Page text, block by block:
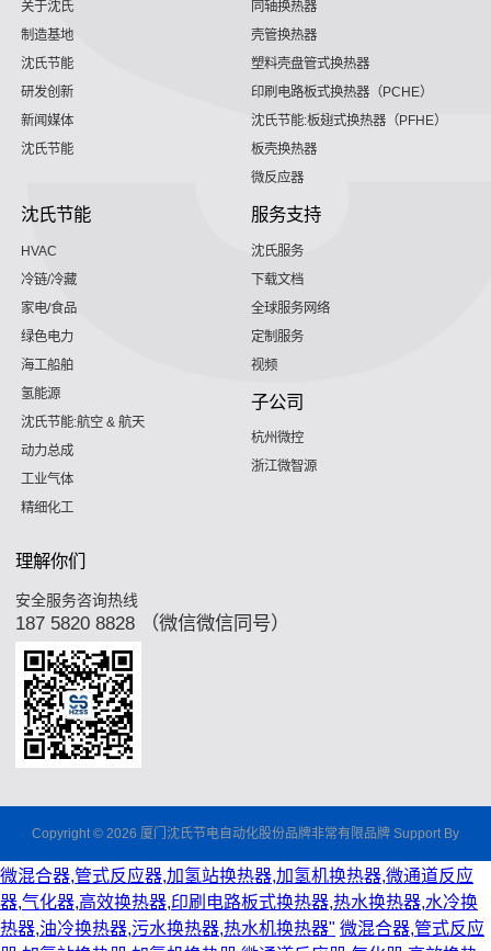
关于沈氏
制造基地
沈氏节能
研发创新
新闻媒体
沈氏节能
同轴换热器
壳管换热器
塑料壳盘管式换热器
印刷电路板式换热器（PCHE）
沈氏节能:板翅式换热器（PFHE）
板壳换热器
微反应器
沈氏节能
HVAC
冷链/冷藏
家电/食品
绿色电力
海工船舶
氢能源
沈氏节能:航空 & 航天
动力总成
工业气体
精细化工
服务支持
沈氏服务
下载文档
全球服务网络
定制服务
视频
子公司
杭州微控
浙江微智源
理解你们
安全服务咨询热线
187 5820 8828 （微信微信同号）
Copyright © 2026 厦门沈氏节电自动化股份品牌非常有限品牌 Support By
微混合器,管式反应器,加氢站换热器,加氢机换热器,微通道反应
器,气化器,高效换热器,印刷电路板式换热器,热水换热器,水冷换
热器,油冷换热器,污水换热器,热水机换热器" 微混合器,管式反应